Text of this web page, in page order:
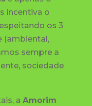
incentiva o
os 3
(ambiental,
sempre a
sociedade
a Amorim